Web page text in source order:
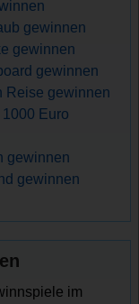
gewinnen
gewinnen
gewinnen
Reise gewinnen
Euro
gewinnen
gewinnen
im